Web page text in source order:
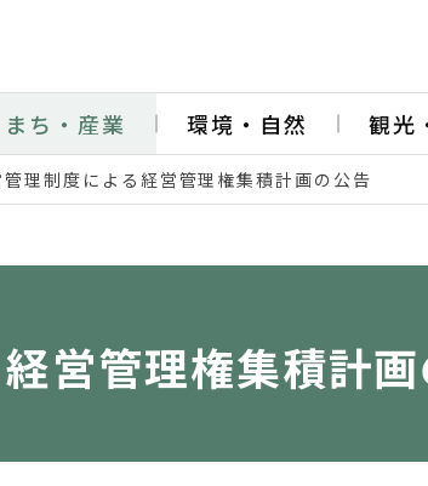
まち・産業 環境・自然 観光
理制度による経営管理権集積計画の公告
営管理権集積計